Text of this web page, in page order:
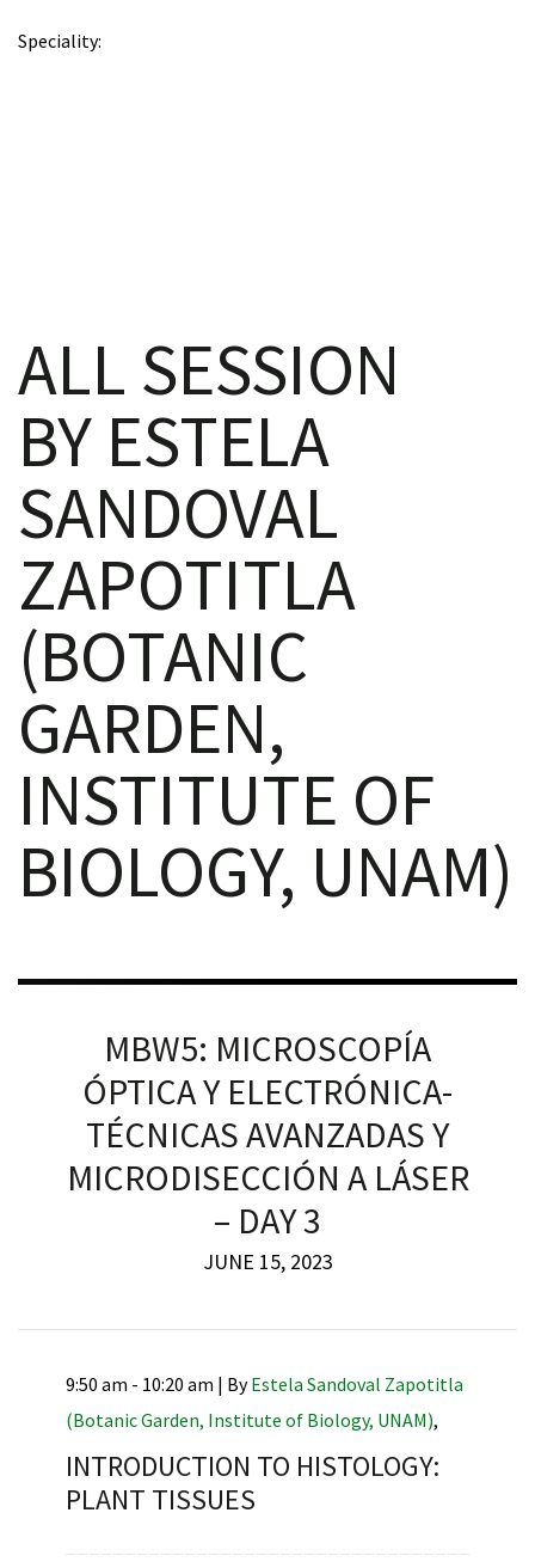
Speciality
ALL SESSION
BY ESTELA
SANDOVAL
ZAPOTITLA
(BOTANIC
GARDEN,
INSTITUTE OF
BIOLOGY, UNAM)
MBW5: MICROSCOPÍA
ÓPTICA Y ELECTRÓNICA-
TÉCNICAS AVANZADAS Y
MICRODISECCIÓN A LÁSER
– DAY 3
JUNE 15, 2023
9:50 am - 10:20 am | ByEstela Sandoval Zapotitla
(Botanic Garden, Institute of Biology, UNAM),
INTRODUCTION TO HISTOLOGY:
PLANT TISSUES